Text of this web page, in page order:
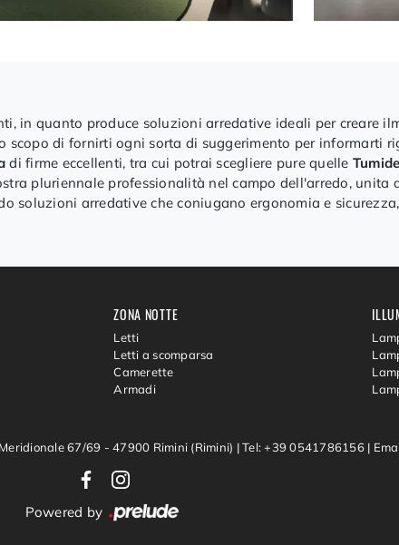
in quanto produce soluzioni arredative ideali per creare
di fornirti ogni sorta di suggerimento per informarti
di firme eccellenti, tra cui potrai scegliere pure quelle
pluriennale professionalità nel campo dell'arredo, unita
soluzioni arredative che coniugano ergonomia e
ZONA NOTTE
Letti
Letti a scomparsa
Camerette
Armadi
67/69 - 47900 Rimini (Rimini) |Tel: +39 0541786156 |
Powered by